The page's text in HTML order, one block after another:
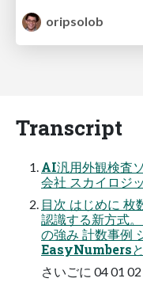
oripsolob
Transcript
AI汎用外観検
会社 スカイロジ
目次 はじめに
認識する新方式
の強み 計数事例
EasyNumbers
さいごに 04 01